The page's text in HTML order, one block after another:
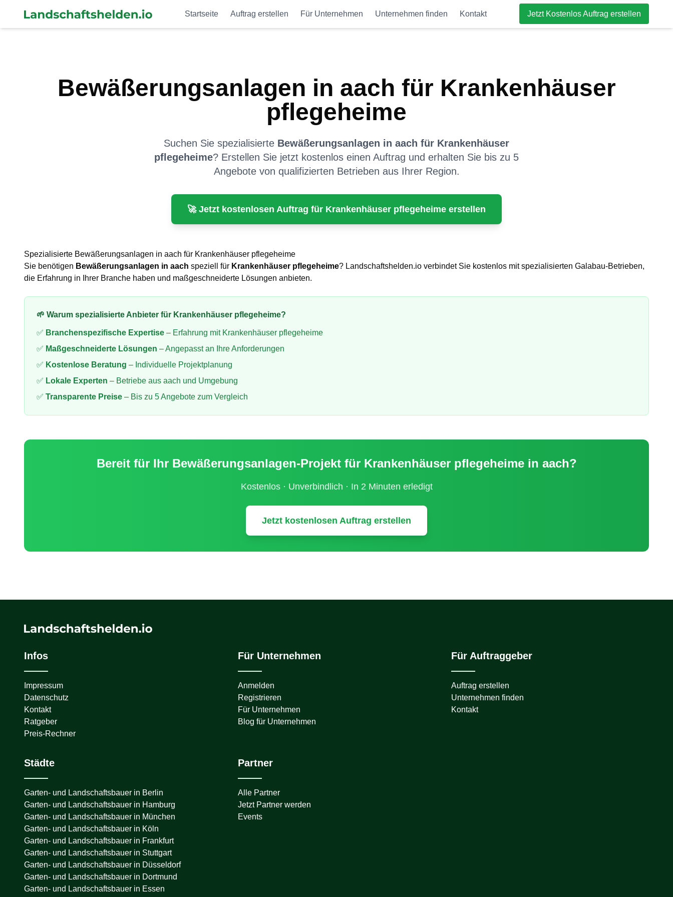
Startseite Auftrag erstellen Für Unternehmen Unternehmen finden Kontakt Jetzt Kostenlos Auftrag erstellen
Bewäßerungsanlagen in aach für Krankenhäuser
pflegeheime
Suchen Sie spezialisierte Bewäßerungsanlagen in aach für Krankenhäuser
pflegeheime? Erstellen Sie jetzt kostenlos einen Auftrag und erhalten Sie bis zu 5
Angebote von qualifizierten Betrieben aus Ihrer Region.
🚀 Jetzt kostenlosen Auftrag für Krankenhäuser pflegeheime erstellen
Spezialisierte Bewäßerungsanlagen in aach für Krankenhäuser pflegeheime
Sie benötigen Bewäßerungsanlagen in aach speziell für Krankenhäuser pflegeheime? Landschaftshelden.io verbindet Sie kostenlos mit spezialisierten Galabau-Betrieben,
die Erfahrung in Ihrer Branche haben und maßgeschneiderte Lösungen anbieten.
🌱 Warum spezialisierte Anbieter für Krankenhäuser pflegeheime?
✅ Branchenspezifische Expertise – Erfahrung mit Krankenhäuser pflegeheime
✅ Maßgeschneiderte Lösungen – Angepasst an Ihre Anforderungen
✅ Kostenlose Beratung – Individuelle Projektplanung
✅ Lokale Experten – Betriebe aus aach und Umgebung
✅ Transparente Preise – Bis zu 5 Angebote zum Vergleich
Bereit für Ihr Bewäßerungsanlagen-Projekt für Krankenhäuser pflegeheime in aach?
Kostenlos · Unverbindlich · In 2 Minuten erledigt
Jetzt kostenlosen Auftrag erstellen
Infos
Impressum
Datenschutz
Kontakt
Ratgeber
Preis-Rechner
Für Unternehmen
Anmelden
Registrieren
Für Unternehmen
Blog für Unternehmen
Für Auftraggeber
Auftrag erstellen
Unternehmen finden
Kontakt
Städte
Garten- und Landschaftsbauer in Berlin
Garten- und Landschaftsbauer in Hamburg
Garten- und Landschaftsbauer in München
Garten- und Landschaftsbauer in Köln
Garten- und Landschaftsbauer in Frankfurt
Garten- und Landschaftsbauer in Stuttgart
Garten- und Landschaftsbauer in Düsseldorf
Garten- und Landschaftsbauer in Dortmund
Garten- und Landschaftsbauer in Essen
Partner
Alle Partner
Jetzt Partner werden
Events